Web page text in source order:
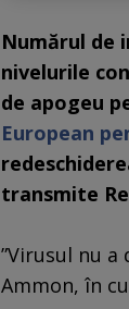
Numărul de
nivelurile
de apogeu
European
transmite
”Virusul nu a
Ammon, în